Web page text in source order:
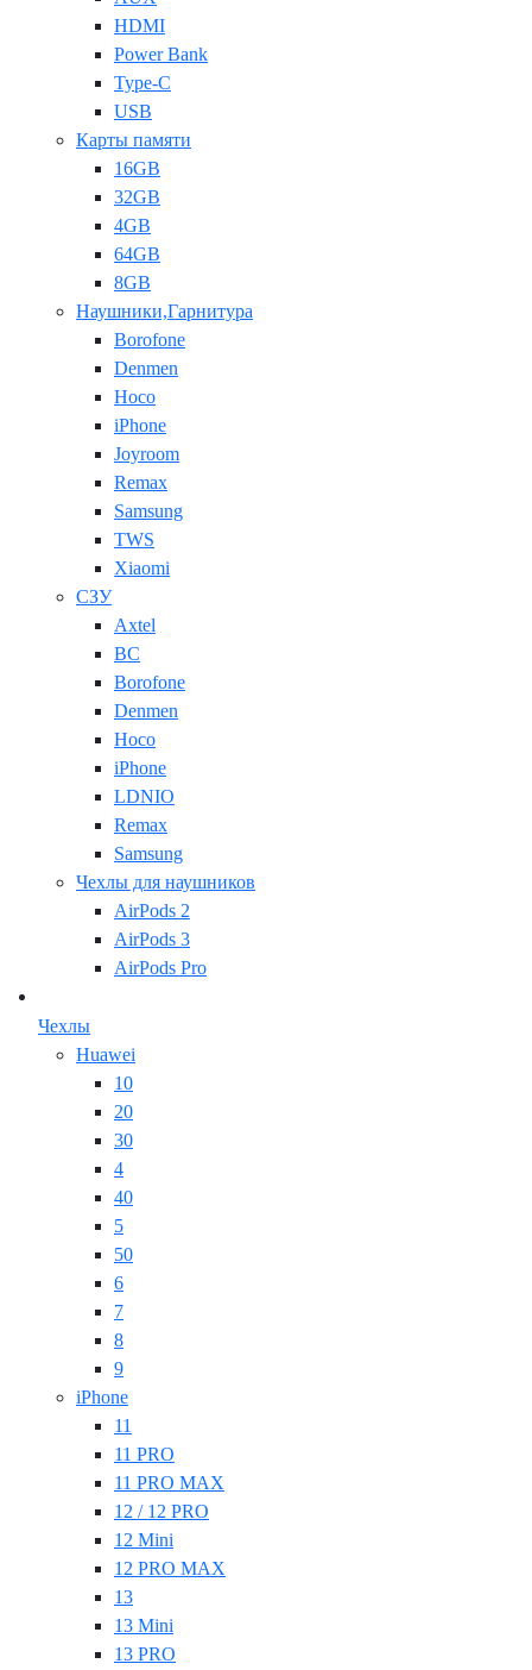
HDMI
Power Bank
Type-C
USB
Карты памяти
16GB
32GB
4GB
64GB
8GB
Наушники,Гарнитура
Borofone
Denmen
Hoco
iPhone
Joyroom
Remax
Samsung
TWS
Xiaomi
СЗУ
Axtel
BC
Borofone
Denmen
Hoco
iPhone
LDNIO
Remax
Samsung
Чехлы для наушников
AirPods 2
AirPods 3
AirPods Pro
Чехлы
Huawei
10
20
30
4
40
5
50
6
7
8
9
iPhone
11
11 PRO
11 PRO MAX
12 / 12 PRO
12 Mini
12 PRO MAX
13
13 Mini
13 PRO